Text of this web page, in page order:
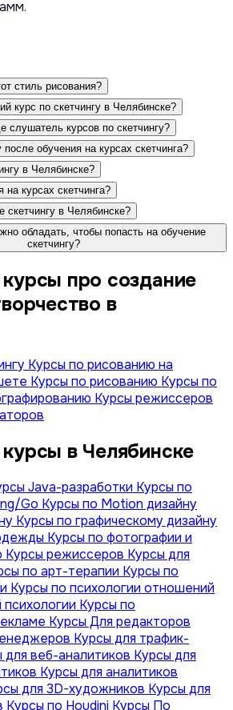
стиль рисования?
Как выбрать подходящий курс по скетчингу в Челябинске?
слушатель курсов по скетчингу?
обучения на курсах скетчинга?
Сколько учиться скетчингу в Челябинске?
курсах скетчинга?
Сколько стоит обучение скетчингу в Челябинске?
обладать, чтобы попасть на обучение
скетчингу?
в
Курсы по рисованию на
Курсы по рисованию Курсы по
Курсы режиссеров
курсы в Челябинске
Java-разработки Курсы по
Go Курсы по Motion дизайну
Курсы по графическому дизайну
Курсы по фотографии и
Курсы режиссеров Курсы для
по арт-терапии Курсы по
Курсы по психологии отношений
Курсы по
Курсы Для редакторов
Курсы для трафик-
для веб-аналитиков Курсы для
Курсы для аналитиков
для 3D-художников Курсы для
Курсы по Houdini Курсы По